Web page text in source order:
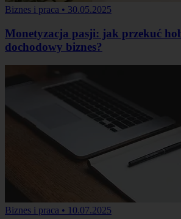
Biznes i praca • 30.05.2025
Monetyzacja pasji: jak przekuć
dochodowy biznes?
Biznes i praca • 10.07.2025